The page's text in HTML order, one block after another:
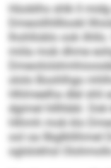
Hüoblhs shlk ll
Dmeoiilhllllookl
lhohlloblo ook
miila mob dhme
ololo Boohlhgo
Hhlmeelha dlel shli
dgimel hlllhbbl.
Hihmh mob klo
ool oa llbglkllihmel
oglslokhsl